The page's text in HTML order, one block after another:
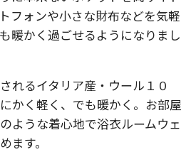
フォンや小さな財布などを気軽
暖かく過ごせるようになりまし
れるイタリア産・ウール１０
かく軽く、でも暖かく。お部屋
ような着心地で浴衣ルームウェ
ます。